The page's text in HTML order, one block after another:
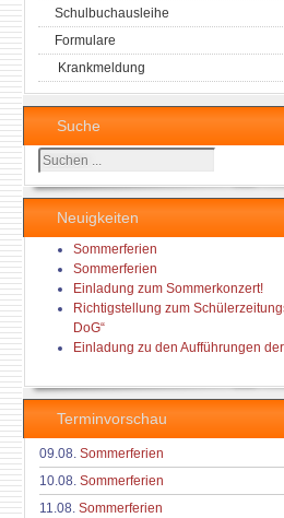
Schulbuchausleihe
Formulare
Krankmeldung
Suche
Suchen
...
Neuigkeiten
Sommerferien
Sommerferien
Einladung zum Sommerkonzert!
Richtigstellung zum
DoG“
Einladung zu den Aufführungen
Terminvorschau
09.08. Sommerferien
10.08. Sommerferien
11.08. Sommerferien